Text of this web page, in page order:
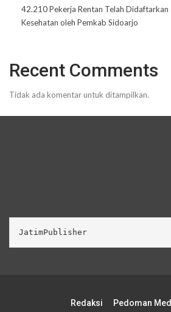
42.210 Pekerja Rentan Telah Didaftarkan
Kesehatan oleh Pemkab Sidoarjo
Recent Comments
Tidak ada komentar untuk ditampilkan.
JatimPublisher
Redaksi Pedoman